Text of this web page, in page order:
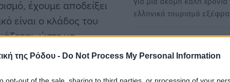
της Ρόδου - Do Not Process My Personal Information
opt-out of the sale, sharing to third parties, or processing of your
έχουμε αποδείξει
είναι ο κλάδος του
ώστε να
ελληνικό τουρισμό
αύξηση των εσόδων του